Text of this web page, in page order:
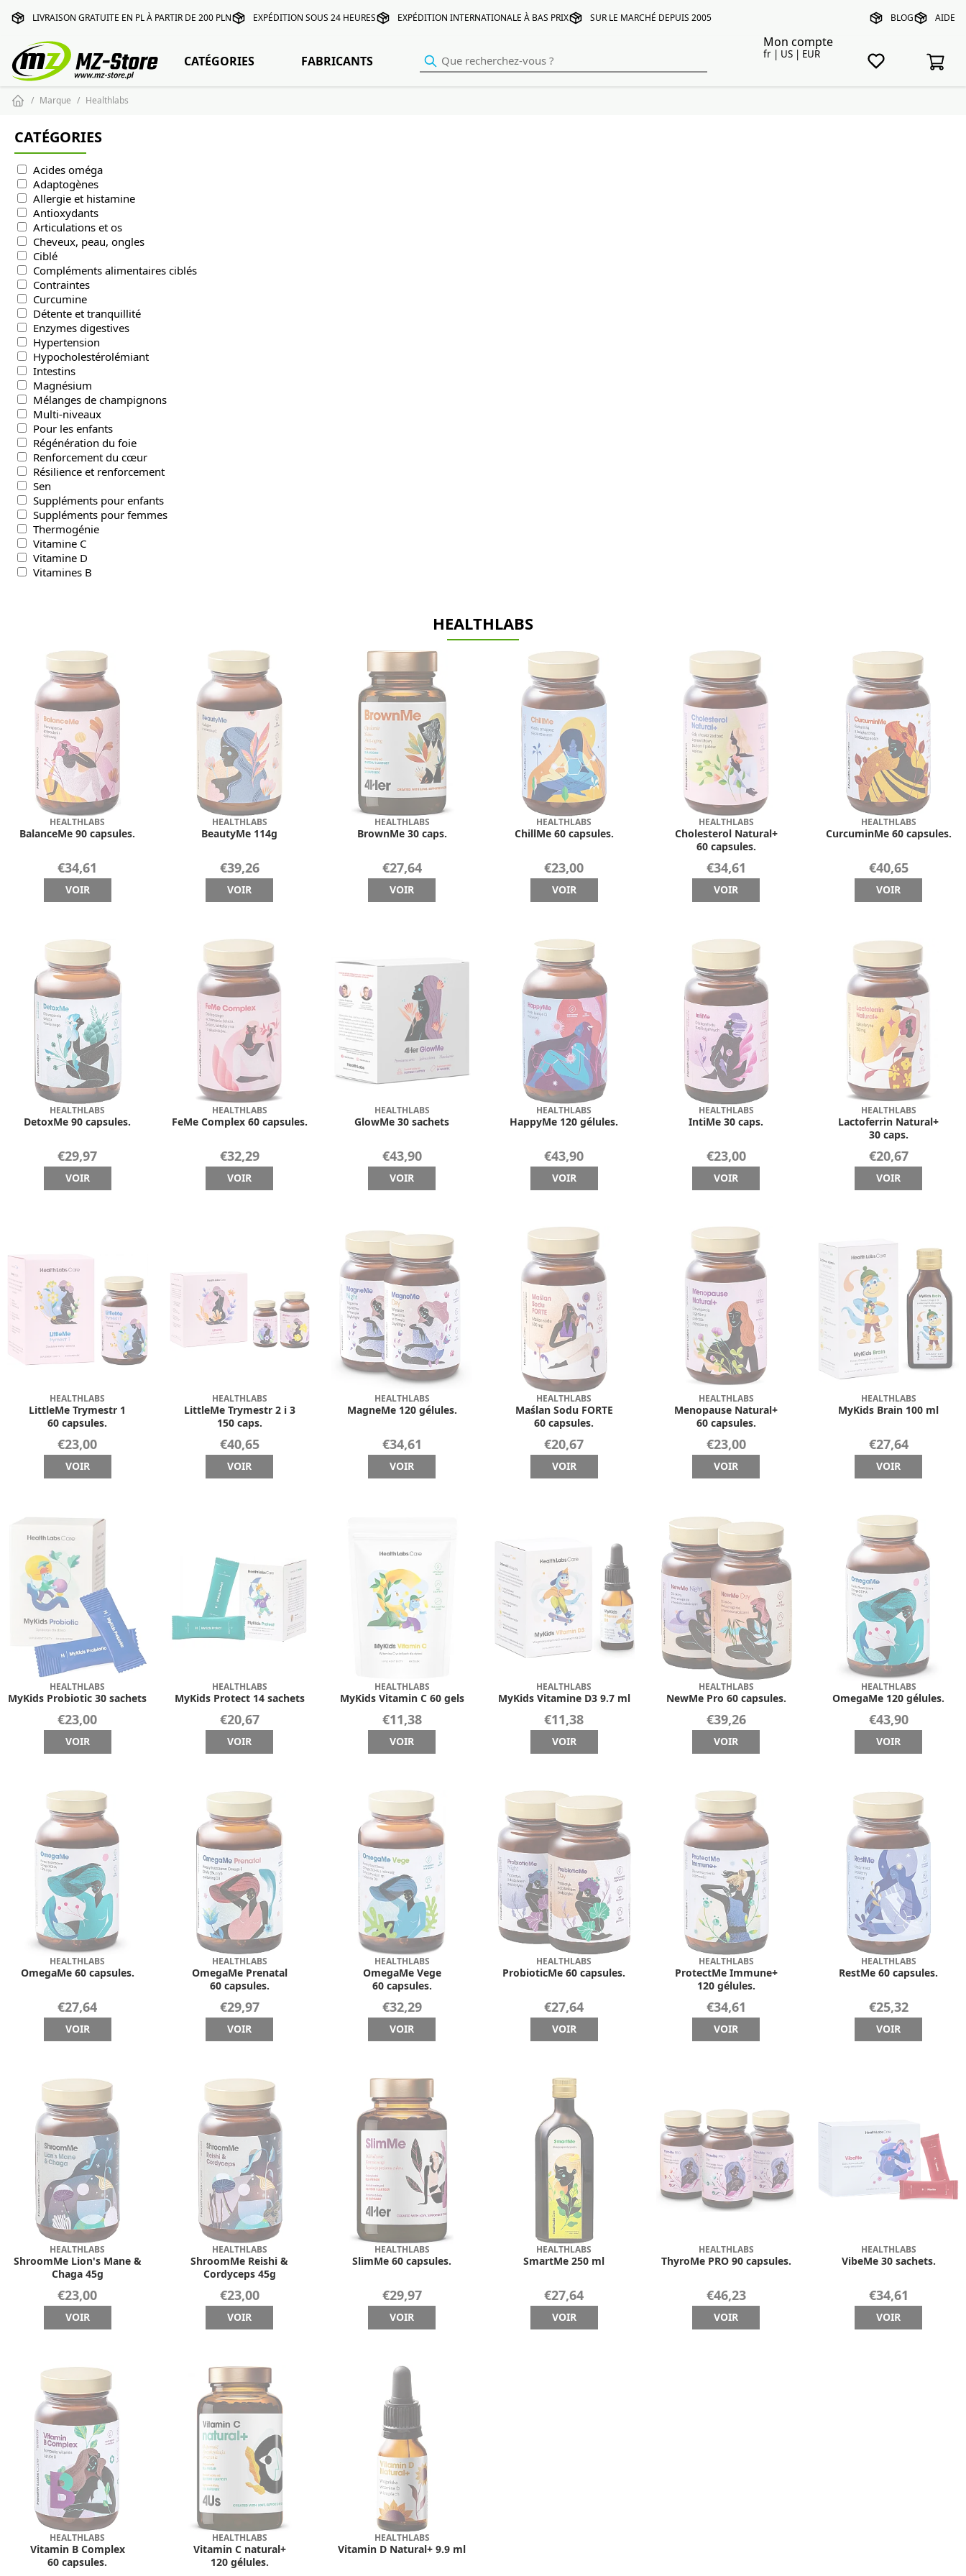
LIVRAISON GRATUITE EN PL À PARTIR DE 200 PLN EXPÉDITION SOUS 24 HEURES EXPÉDITION INTERNATIONALE À BAS PRIX SUR LE MARCHÉ DEPUIS 2005 BLOG AIDE
Mon compte
fr | US | EUR
CATÉGORIES FABRICANTS
Marque Healthlabs
CATÉGORIES
Acides oméga
Adaptogènes
Allergie et histamine
Antioxydants
Articulations et os
Cheveux, peau, ongles
Ciblé
Compléments alimentaires ciblés
Contraintes
Curcumine
Détente et tranquillité
Enzymes digestives
Hypertension
Hypocholestérolémiant
Intestins
Magnésium
Mélanges de champignons
Multi-niveaux
Pour les enfants
Régénération du foie
Renforcement du cœur
Résilience et renforcement
Sen
Suppléments pour enfants
Suppléments pour femmes
Thermogénie
Vitamine C
Vitamine D
Vitamines B
HEALTHLABS
HEALTHLABS
BalanceMe 90 capsules.
€34,61
VOIR
HEALTHLABS
BeautyMe 114g
€39,26
VOIR
HEALTHLABS
BrownMe 30 caps.
€27,64
VOIR
HEALTHLABS
ChillMe 60 capsules.
€23,00
VOIR
HEALTHLABS
Cholesterol Natural+
60 capsules.
€34,61
VOIR
HEALTHLABS
CurcuminMe 60 capsules.
€40,65
VOIR
HEALTHLABS
DetoxMe 90 capsules.
€29,97
VOIR
HEALTHLABS
FeMe Complex 60 capsules.
€32,29
VOIR
HEALTHLABS
GlowMe 30 sachets
€43,90
VOIR
HEALTHLABS
HappyMe 120 gélules.
€43,90
VOIR
HEALTHLABS
IntiMe 30 caps.
€23,00
VOIR
HEALTHLABS
Lactoferrin Natural+
30 caps.
€20,67
VOIR
HEALTHLABS
LittleMe Trymestr 1
60 capsules.
€23,00
VOIR
HEALTHLABS
LittleMe Trymestr 2 i 3
150 caps.
€40,65
VOIR
HEALTHLABS
MagneMe 120 gélules.
€34,61
VOIR
HEALTHLABS
Maślan Sodu FORTE
60 capsules.
€20,67
VOIR
HEALTHLABS
Menopause Natural+
60 capsules.
€23,00
VOIR
HEALTHLABS
MyKids Brain 100 ml
€27,64
VOIR
HEALTHLABS
MyKids Probiotic 30 sachets
€23,00
VOIR
HEALTHLABS
MyKids Protect 14 sachets
€20,67
VOIR
HEALTHLABS
MyKids Vitamin C 60 gels
€11,38
VOIR
HEALTHLABS
MyKids Vitamine D3 9.7 ml
€11,38
VOIR
HEALTHLABS
NewMe Pro 60 capsules.
€39,26
VOIR
HEALTHLABS
OmegaMe 120 gélules.
€43,90
VOIR
HEALTHLABS
OmegaMe 60 capsules.
€27,64
VOIR
HEALTHLABS
OmegaMe Prenatal
60 capsules.
€29,97
VOIR
HEALTHLABS
OmegaMe Vege
60 capsules.
€32,29
VOIR
HEALTHLABS
ProbioticMe 60 capsules.
€27,64
VOIR
HEALTHLABS
ProtectMe Immune+
120 gélules.
€34,61
VOIR
HEALTHLABS
RestMe 60 capsules.
€25,32
VOIR
HEALTHLABS
ShroomMe Lion's Mane &
Chaga 45g
€23,00
VOIR
HEALTHLABS
ShroomMe Reishi &
Cordyceps 45g
€23,00
VOIR
HEALTHLABS
SlimMe 60 capsules.
€29,97
VOIR
HEALTHLABS
SmartMe 250 ml
€27,64
VOIR
HEALTHLABS
ThyroMe PRO 90 capsules.
€46,23
VOIR
HEALTHLABS
VibeMe 30 sachets.
€34,61
VOIR
HEALTHLABS
Vitamin B Complex
60 capsules.
HEALTHLABS
Vitamin C natural+
120 gélules.
HEALTHLABS
Vitamin D Natural+ 9.9 ml